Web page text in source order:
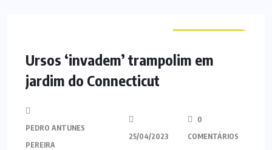
Ursos ‘invadem’ trampolim em
jardim do Connecticut
PEDRO ANTUNES
PEREIRA
25/04/2023
0
COMENTÁRIOS